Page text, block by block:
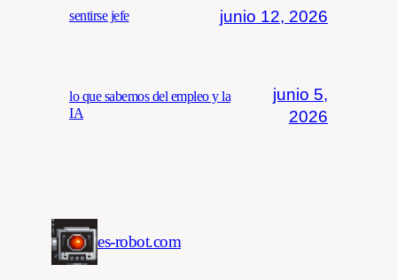
sentirse jefe junio 12, 2026
lo que sabemos del empleo y la
IA
junio 5,
2026
es-robot.com